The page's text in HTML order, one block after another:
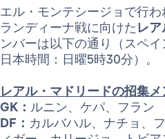
エル・モンテシージョで行わ
ランディーナ戦に向けたレ
ンバーは以下の通り（スペイ
日本時間：日曜5時30分）。
レアル・マドリードの招集メ
GK： ルニン、ケパ、フラン
DF： カルバハル、ナチョ、